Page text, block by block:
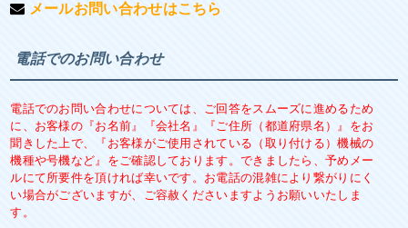
メールお問い合わせはこちら
電話でのお問い合わせ
電話でのお問い合わせについては、ご回答をスムーズに進めるため
に、お客様の『お名前』『会社名』『ご住所（都道府県名）』をお
聞きした上で、『お客様がご使用されている（取り付ける）機械の
機種や号機など』をご確認しております。できましたら、予めメー
ルにて所要件を頂ければ幸いです。お電話の混雑により繋がりにく
い場合がございますが、ご容赦くださいますようお願いいたしま
す。